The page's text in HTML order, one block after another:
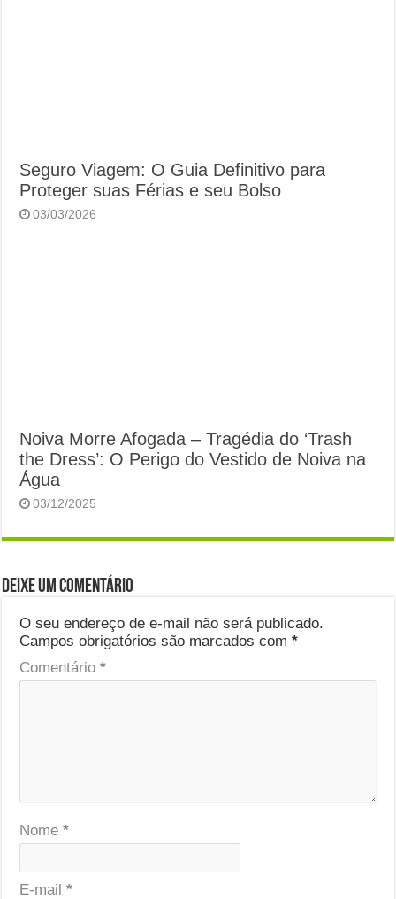
Seguro Viagem: O Guia Definitivo para
Proteger suas Férias e seu Bolso
03/03/2026
Noiva Morre Afogada – Tragédia do ‘Trash
the Dress’: O Perigo do Vestido de Noiva na
Água
03/12/2025
Deixe um comentário
O seu endereço de e-mail não será publicado.
Campos obrigatórios são marcados com*
Comentário*
Nome*
E-mail*